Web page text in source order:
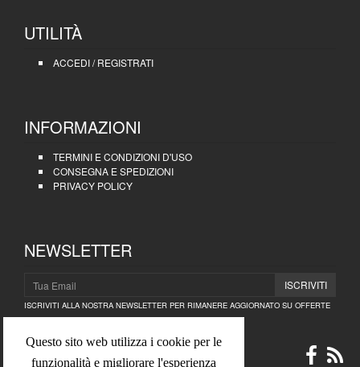
UTILITÀ
ACCEDI / REGISTRATI
INFORMAZIONI
TERMINI E CONDIZIONI D'USO
CONSEGNA E SPEDIZIONI
PRIVACY POLICY
NEWSLETTER
ISCRIVITI
ISCRIVITI ALLA NOSTRA NEWSLETTER PER RIMANERE AGGIORNATO SU OFFERTE
E PROMOZIONI.